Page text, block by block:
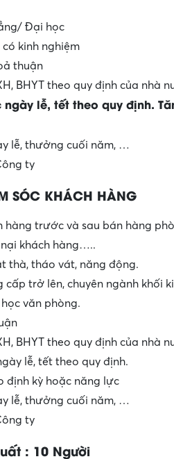
Đại học
kinh nghiệm
thuận
BHYT theo quy định của nhà
lễ, tết theo quy định.
lễ, thưởng cuối năm, …
ty
SÓC KHÁCH HÀNG
hàng trước và sau bán hàng
khách hàng…..
thà, tháo vát, năng động.
cấp trở lên, chuyên ngành khối
văn phòng.
BHYT theo quy định của nhà
lễ, tết theo quy định.
định kỳ hoặc năng lực
lễ, thưởng cuối năm, …
ty
: 10 Người